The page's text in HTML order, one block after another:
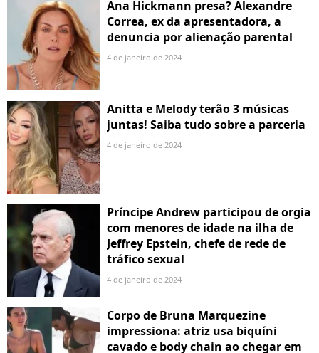
Ana Hickmann presa? Alexandre
Correa, ex da apresentadora, a
denuncia por alienação parental
4 de janeiro de 2024
Anitta e Melody terão 3 músicas
juntas! Saiba tudo sobre a parceria
4 de janeiro de 2024
Príncipe Andrew participou de orgia
com menores de idade na ilha de
Jeffrey Epstein, chefe de rede de
tráfico sexual
4 de janeiro de 2024
Corpo de Bruna Marquezine
impressiona: atriz usa biquíni
cavado e body chain ao chegar em